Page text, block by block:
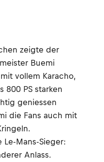
zeigte der
Buemi
vollem Karacho,
800 PS starken
geniessen
die Fans auch mit
Mans-Sieger:
Anlass.